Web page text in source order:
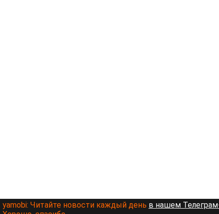
yamobi: Читайте новости каждый день в нашем